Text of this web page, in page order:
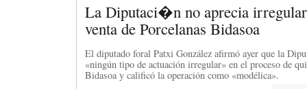
La Diputaci�n no aprecia
venta de Porcelanas Bidasoa
El diputado foral Patxi González afirmó ayer que la
«ningún tipo de actuación irregular» en el proceso de
Bidasoa y calificó la operación como «modélica».